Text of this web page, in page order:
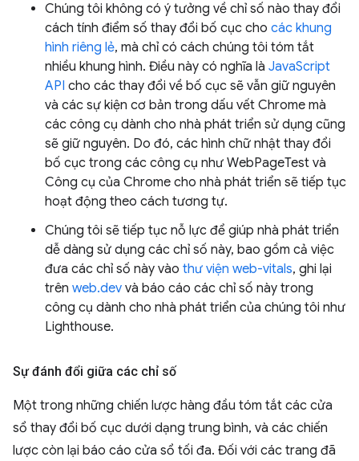
Chúng tôi không có ý tưởng về chỉ số nào thay đổi
cách tính điểm số thay đổi bố cục cho các khung
hình riêng lẻ, mà chỉ có cách chúng tôi tóm tắt
nhiều khung hình. Điều này có nghĩa là JavaScript
API cho các thay đổi về bố cục sẽ vẫn giữ nguyên
và các sự kiện cơ bản trong dấu vết Chrome mà
các công cụ dành cho nhà phát triển sử dụng cũng
sẽ giữ nguyên. Do đó, các hình chữ nhật thay đổi
bố cục trong các công cụ như WebPageTest và
Công cụ của Chrome cho nhà phát triển sẽ tiếp tục
hoạt động theo cách tương tự.
Chúng tôi sẽ tiếp tục nỗ lực để giúp nhà phát triển
dễ dàng sử dụng các chỉ số này, bao gồm cả việc
đưa các chỉ số này vào thư viện web-vitals, ghi lại
trên web.dev và báo cáo các chỉ số này trong
công cụ dành cho nhà phát triển của chúng tôi như
Lighthouse.
Sự đánh đổi giữa các chỉ số
Một trong những chiến lược hàng đầu tóm tắt các cửa
sổ thay đổi bố cục dưới dạng trung bình, và các chiến
lược còn lại báo cáo cửa sổ tối đa. Đối với các trang đã